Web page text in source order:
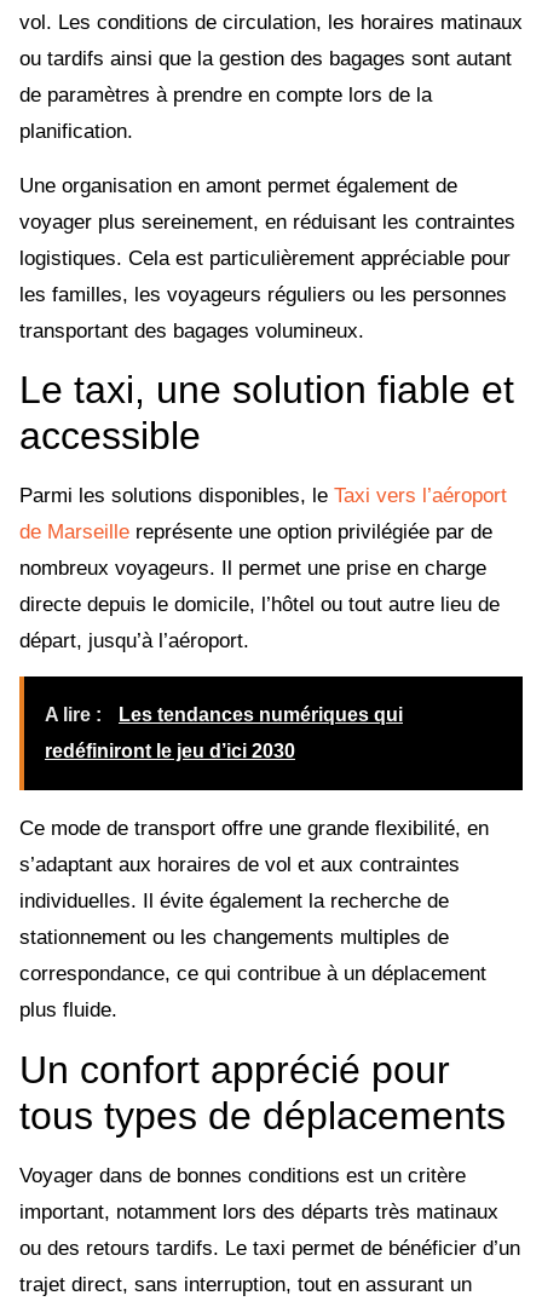
vol. Les conditions de circulation, les horaires matinaux
ou tardifs ainsi que la gestion des bagages sont autant
de paramètres à prendre en compte lors de la
planification.
Une organisation en amont permet également de
voyager plus sereinement, en réduisant les contraintes
logistiques. Cela est particulièrement appréciable pour
les familles, les voyageurs réguliers ou les personnes
transportant des bagages volumineux.
Le taxi, une solution fiable et
accessible
Parmi les solutions disponibles, le Taxi vers l’aéroport
de Marseille représente une option privilégiée par de
nombreux voyageurs. Il permet une prise en charge
directe depuis le domicile, l’hôtel ou tout autre lieu de
départ, jusqu’à l’aéroport.
A lire :
Les tendances numériques qui
redéfiniront le jeu d’ici 2030
Ce mode de transport offre une grande flexibilité, en
s’adaptant aux horaires de vol et aux contraintes
individuelles. Il évite également la recherche de
stationnement ou les changements multiples de
correspondance, ce qui contribue à un déplacement
plus fluide.
Un confort apprécié pour
tous types de déplacements
Voyager dans de bonnes conditions est un critère
important, notamment lors des départs très matinaux
ou des retours tardifs. Le taxi permet de bénéficier d’un
trajet direct, sans interruption, tout en assurant un